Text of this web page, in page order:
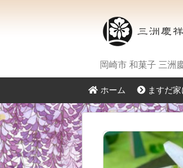
岡崎市 和菓子 三洲
ホーム ますだ